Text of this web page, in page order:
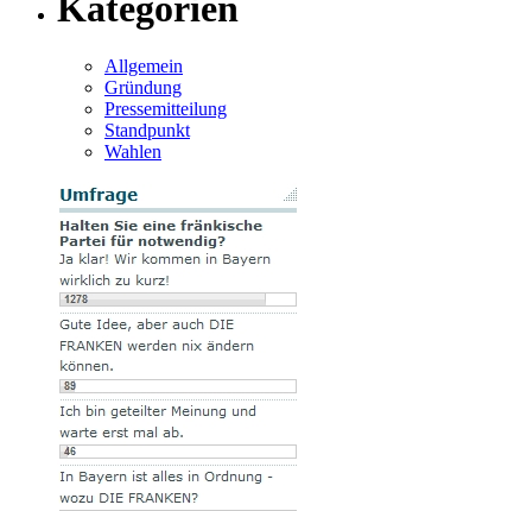
Allgemein
Gründung
Pressemitteilung
Standpunkt
Wahlen